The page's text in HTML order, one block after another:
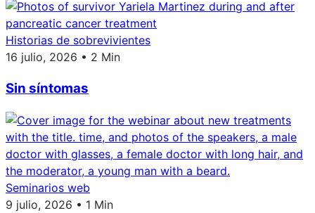
Historias de sobrevivientes
16 julio, 2026 • 2 Min
Sin síntomas
Seminarios web
9 julio, 2026 • 1 Min